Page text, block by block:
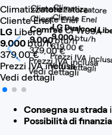
Climatizzatore
Cliente Enel
LG Libero
9.000 btu/h
379,00 €
Prezzi IVA inclusa
Vedi dettagli
Climatizzatore
Cliente Enel
ComfeeCFW09A
9.000btu/h
379,00€
Prezzi IVA inclusa
Vedi dettagli
Climatizzatore
Cliente Enel
LG Dualcool
9.000btu/h
619,00€
Prezzi IVA
Vedi dettagli
Consegna su strada
Possibilità di